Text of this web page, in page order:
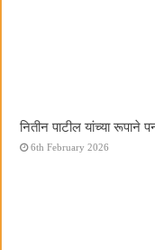
नितीन पाटील यांच्या रूपाने
6th February 2026